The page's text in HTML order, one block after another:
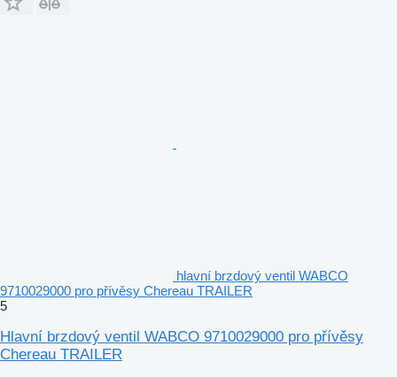
hlavní brzdový ventil WABCO
9710029000 pro přívěsy Chereau TRAILER
5
Hlavní brzdový ventil WABCO 9710029000 pro přívěsy
Chereau TRAILER